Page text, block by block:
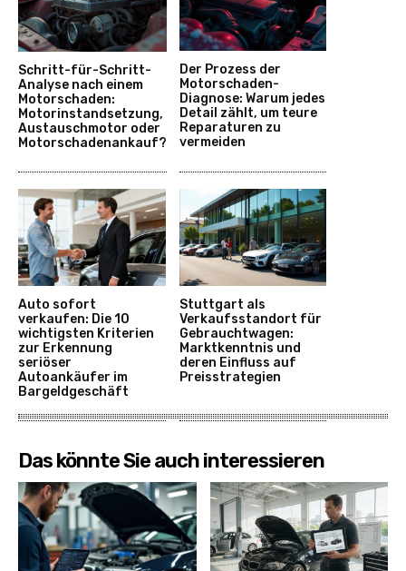
Schritt-für-Schritt-
Analyse nach einem
Motorschaden:
Motorinstandsetzung,
Austauschmotor oder
Motorschadenankauf?
Der Prozess der
Motorschaden-
Diagnose: Warum jedes
Detail zählt, um teure
Reparaturen zu
vermeiden
Auto sofort
verkaufen: Die 10
wichtigsten Kriterien
zur Erkennung
seriöser
Autoankäufer im
Bargeldgeschäft
Stuttgart als
Verkaufsstandort für
Gebrauchtwagen:
Marktkenntnis und
deren Einfluss auf
Preisstrategien
Das könnte Sie auch interessieren